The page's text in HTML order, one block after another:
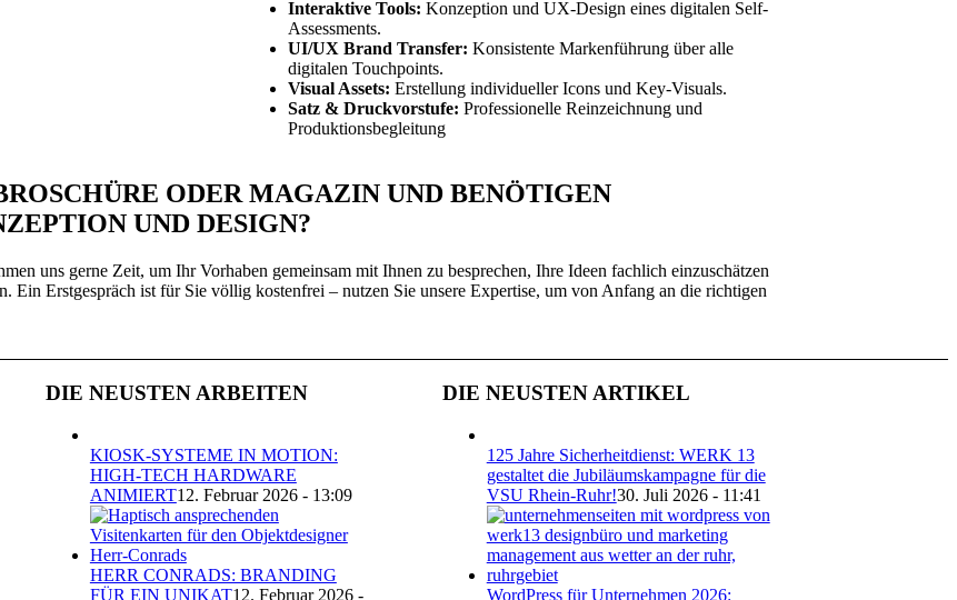
Interaktive Tools: Konzeption und UX-Design eines digitalen Self-
Assessments.
UI/UX Brand Transfer: Konsistente Markenführung über alle
digitalen Touchpoints.
Visual Assets: Erstellung individueller Icons und Key-Visuals.
Satz & Druckvorstufe: Professionelle Reinzeichnung und
Produktionsbegleitung
ODER MAGAZIN UND BENÖTIGEN
UND DESIGN?
uns gerne Zeit, um Ihr Vorhaben gemeinsam mit Ihnen zu besprechen, Ihre Ideen fachlich einzuschätzen
Ein Erstgespräch ist für Sie völlig kostenfrei – nutzen Sie unsere Expertise, um von Anfang an die richtigen
DIE NEUSTEN ARBEITEN
KIOSK-SYSTEME IN MOTION:
HIGH-TECH HARDWARE
ANIMIERT12. Februar 2026 - 13:09
HERR CONRADS: BRANDING
FÜR EIN UNIKAT12. Februar 2026 -
DIE NEUSTEN ARTIKEL
125 Jahre Sicherheitdienst: WERK 13
gestaltet die Jubiläumskampagne für die
VSU Rhein-Ruhr!30. Juli 2026 - 11:41
WordPress für Unternehmen 2026: